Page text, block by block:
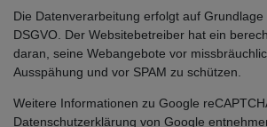
Die Datenverarbeitung erfolgt auf Grundlage
DSGVO. Der Websitebetreiber hat ein
daran, seine Webangebote vor
Ausspähung und vor SPAM zu schützen.
Weitere Informationen zu Google
Datenschutzerklärung von Google